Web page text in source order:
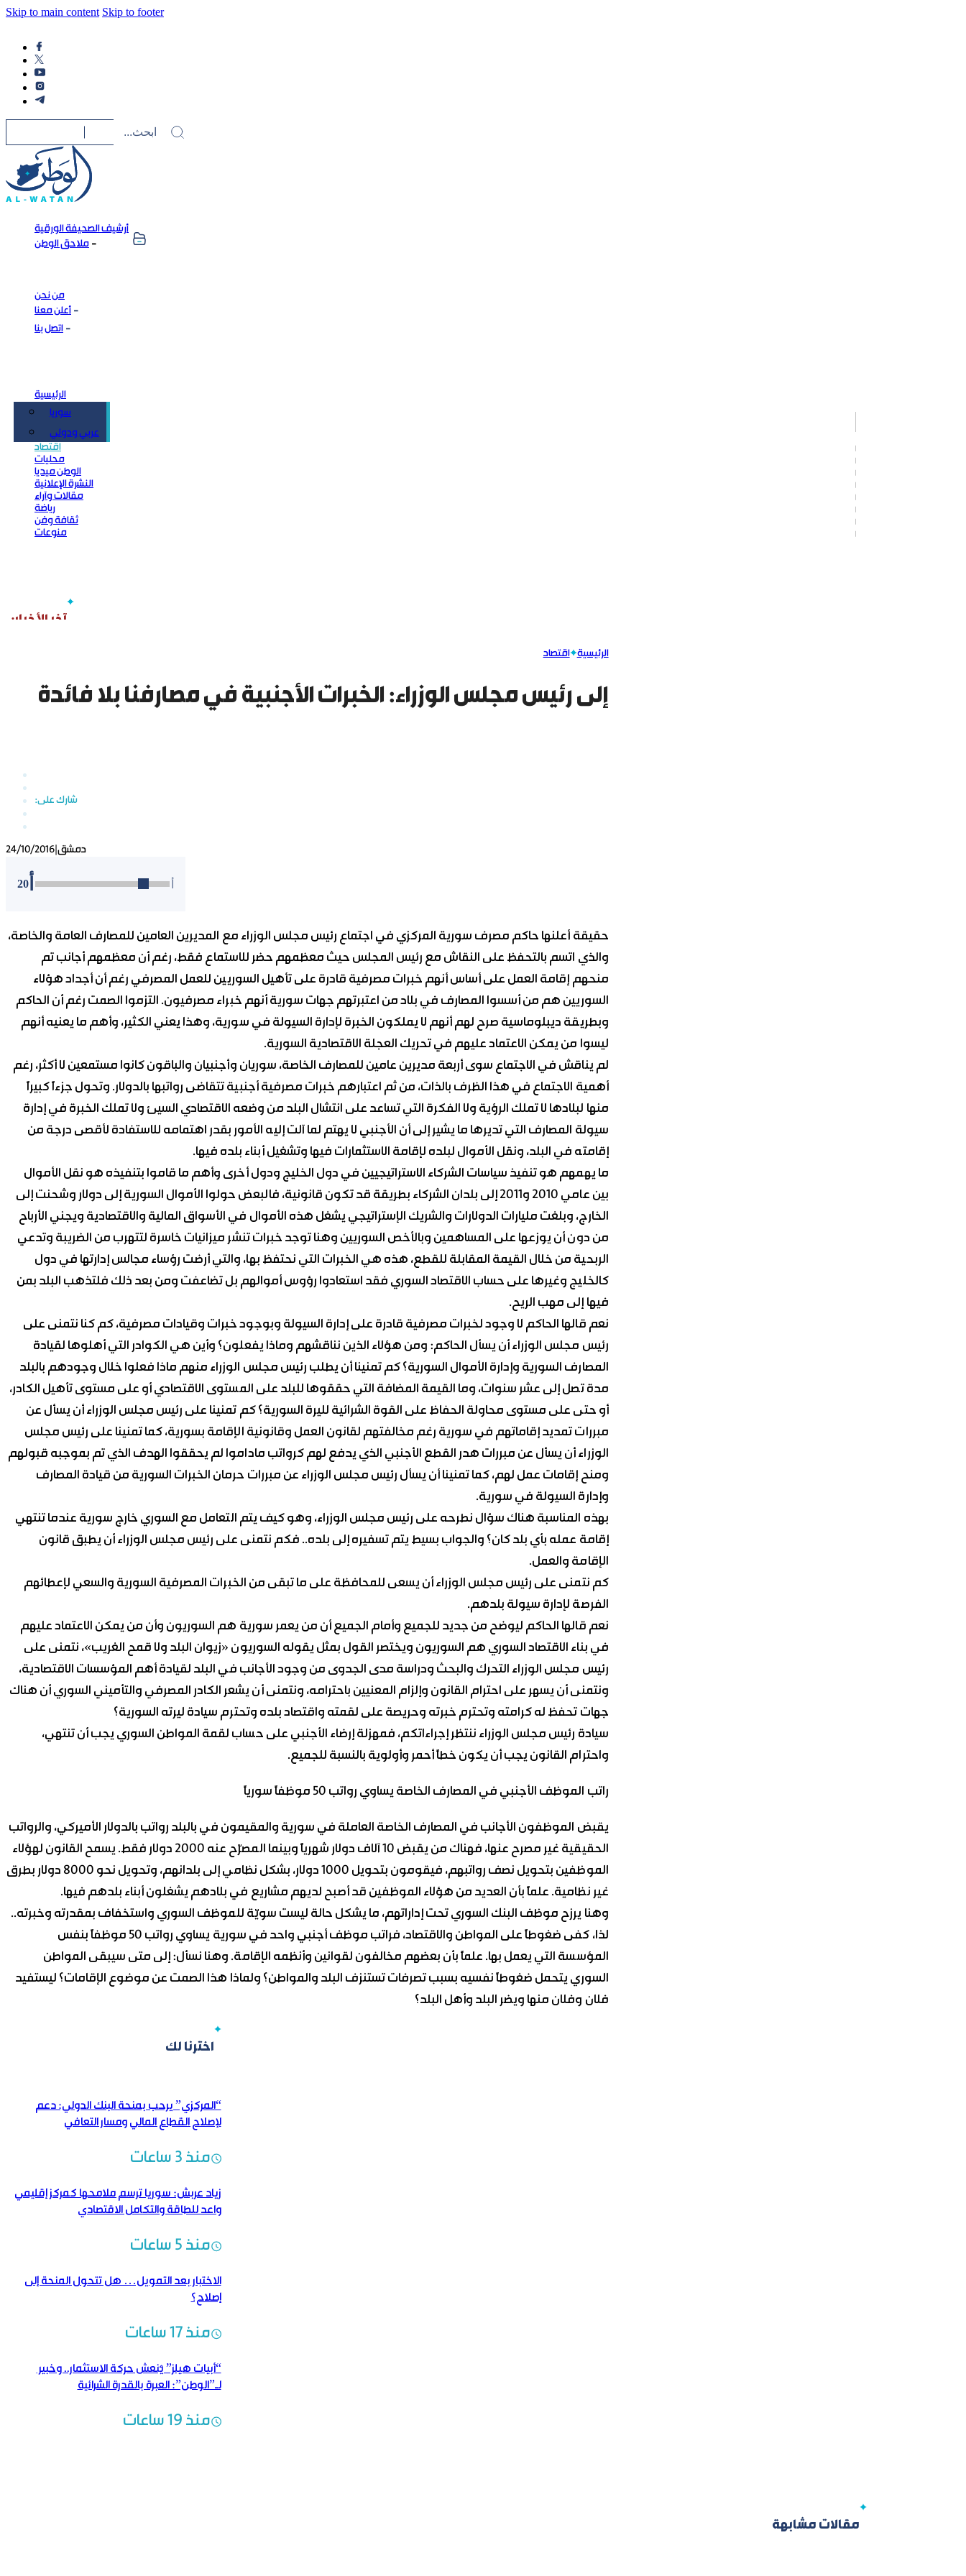
Skip to main content Skip to footer
أرشيف الصحيفة الورقية
ملاحق الوطن
من نحن
أعلن معنا
اتصل بنا
الرئيسية
سوريا
عربي ودولي
اقتصاد
محليات
الوطن ميديا
النشرة الإعلانية
مقالات وآراء
رياضة
ثقافة وفن
منوعات
الرئيسية اقتصاد
إلى رئيس مجلس الوزراء: الخبرات الأجنبية في مصارفنا بلا فائدة
24/10/2016 دمشق
20
حقيقة أعلنها حاكم مصرف سورية المركزي في اجتماع رئيس مجلس الوزراء مع المديرين العامين للمصارف العامة والخاصة،
والذي اتسم بالتحفظ على النقاش مع رئيس المجلس حيث معظمهم حضر للاستماع فقط، رغم أن معظمهم أجانب تم
منحهم إقامة العمل على أساس أنهم خبرات مصرفية قادرة على تأهيل السوريين للعمل المصرفي رغم أن أجداد هؤلاء
السوريين هم من أسسوا المصارف في بلاد من اعتبرتهم جهات سورية أنهم خبراء مصرفيون. التزموا الصمت رغم أن الحاكم
وبطريقة ديبلوماسية صرح لهم أنهم لا يملكون الخبرة لإدارة السيولة في سورية، وهذا يعني الكثير، وأهم ما يعنيه أنهم
ليسوا من يمكن الاعتماد عليهم في تحريك العجلة الاقتصادية السورية.
لم يناقش في الاجتماع سوى أربعة مديرين عامين للمصارف الخاصة، سوريان وأجنبيان والباقون كانوا مستمعين لا أكثر، رغم
أهمية الاجتماع في هذا الظرف بالذات، من ثم اعتبارهم خبرات مصرفية أجنبية تتقاضى رواتبها بالدولار. وتحول جزءاً كبيراً
منها لبلادها لا تملك الرؤية ولا الفكرة التي تساعد على انتشال البلد من وضعه الاقتصادي السيئ ولا تملك الخبرة في إدارة
سيولة المصارف التي تديرها ما يشير إلى أن الأجنبي لا يهتم لما آلت إليه الأمور بقدر اهتمامه للاستفادة لأقصى درجة من
إقامته في البلد، ونقل الأموال لبلده لإقامة الاستثمارات فيها وتشغيل أبناء بلده فيها.
ما يهمهم هو تنفيذ سياسات الشركاء الاستراتيجيين في دول الخليج ودول أخرى وأهم ما قاموا بتنفيذه هو نقل الأموال
بين عامي 2010 و2011 إلى بلدان الشركاء بطريقة قد تكون قانونية، فالبعض حولوا الأموال السورية إلى دولار وشحنت إلى
الخارج، وبلغت مليارات الدولارات والشريك الإستراتيجي يشغل هذه الأموال في الأسواق المالية والاقتصادية ويجني الأرباح
من دون أن يوزعها على المساهمين وبالأخص السوريين وهنا توجد خبرات تنشر ميزانيات خاسرة لتتهرب من الضريبة وتدعي
الربحية من خلال القيمة المقابلة للقطع، هذه هي الخبرات التي نحتفظ بها، والتي أرضت رؤساء مجالس إدارتها في دول
كالخليج وغيرها على حساب الاقتصاد السوري فقد استعادوا رؤوس أموالهم بل تضاعفت ومن بعد ذلك فلتذهب البلد بمن
فيها إلى مهب الريح.
نعم قالها الحاكم لا وجود لخبرات مصرفية قادرة على إدارة السيولة وبوجود خبرات وقيادات مصرفية، كم كنا نتمنى على
رئيس مجلس الوزراء أن يسأل الحاكم: ومن هؤلاء الذين نناقشهم وماذا يفعلون؟ وأين هي الكوادر التي أهلوها لقيادة
المصارف السورية وإدارة الأموال السورية؟ كم تمنينا أن يطلب رئيس مجلس الوزراء منهم ماذا فعلوا خلال وجودهم بالبلد
مدة تصل إلى عشر سنوات، وما القيمة المضافة التي حققوها للبلد على المستوى الاقتصادي أو على مستوى تأهيل الكادر،
أو حتى على مستوى محاولة الحفاظ على القوة الشرائية لليرة السورية؟ كم تمنينا على رئيس مجلس الوزراء أن يسأل عن
مبررات تمديد إقاماتهم في سورية رغم مخالفتهم لقانون العمل وقانونية الإقامة بسورية، كما تمنينا على رئيس مجلس
الوزراء أن يسأل عن مبررات هدر القطع الأجنبي الذي يدفع لهم كرواتب ماداموا لم يحققوا الهدف الذي تم بموجبه قبولهم
ومنح إقامات عمل لهم، كما تمنينا أن يسأل رئيس مجلس الوزراء عن مبررات حرمان الخبرات السورية من قيادة المصارف
وإدارة السيولة في سورية.
بهذه المناسبة هناك سؤال نطرحه على رئيس مجلس الوزراء، وهو كيف يتم التعامل مع السوري خارج سورية عندما تنتهي
إقامة عمله بأي بلد كان؟ والجواب بسيط يتم تسفيره إلى بلده.. فكم نتمنى على رئيس مجلس الوزراء أن يطبق قانون
الإقامة والعمل.
كم نتمنى على رئيس مجلس الوزراء أن يسعى للمحافظة على ما تبقى من الخبرات المصرفية السورية والسعي لإعطائهم
الفرصة لإدارة سيولة بلدهم.
نعم قالها الحاكم ليوضح من جديد للجميع وأمام الجميع أن من يعمر سورية هم السوريون وأن من يمكن الاعتماد عليهم
في بناء الاقتصاد السوري هم السوريون ويختصر القول بمثل يقوله السوريون «زيوان البلد ولا قمح الغريب»، نتمنى على
رئيس مجلس الوزراء التحرك والبحث ودراسة مدى الجدوى من وجود الأجانب في البلد لقيادة أهم المؤسسات الاقتصادية،
ونتمنى أن يسهر على احترام القانون وإلزام المعنيين باحترامه، ونتمنى أن يشعر الكادر المصرفي والتأميني السوري أن هناك
جهات تحفظ له كرامته وتحترم خبرته وحريصة على لقمته واقتصاد بلده وتحترم سيادة ليرته السورية؟
سيادة رئيس مجلس الوزراء ننتظر إجراءاتكم، فمهزلة إرضاء الأجنبي على حساب لقمة المواطن السوري يجب أن تنتهي،
واحترام القانون يجب أن يكون خطاً أحمر وأولوية بالنسبة للجميع.
راتب الموظف الأجنبي في المصارف الخاصة يساوي رواتب 50 موظفاً سورياً
يقبض الموظفون الأجانب في المصارف الخاصة العاملة في سورية والمقيمون في بالبلد رواتب بالدولار الأميركي، والرواتب
الحقيقية غير مصرح عنها، فهناك من يقبض 10 آلاف دولار شهرياً وبينما المصرّح عنه 2000 دولار فقط. يسمح القانون لهؤلاء
الموظفين بتحويل نصف رواتبهم، فيقومون بتحويل 1000 دولار، بشكل نظامي إلى بلدانهم، وتحويل نحو 8000 دولار بطرق
غير نظامية. علماً بأن العديد من هؤلاء الموظفين قد أصبح لديهم مشاريع في بلادهم يشغلون أبناء بلدهم فيها.
وهنا يرزح موظف البنك السوري تحت إداراتهم، ما يشكل حالة ليست سويّة للموظف السوري واستخفاف بمقدرته وخبرته..
لذا، كفى ضغوطاً على المواطن والاقتصاد، فراتب موظف أجنبي واحد في سورية يساوي رواتب 50 موظفاً بنفس
المؤسسة التي يعمل بها. علماً بأن بعضهم مخالفون لقوانين وأنظمه الإقامة. وهنا نسأل: إلى متى سيبقى المواطن
السوري يتحمل ضغوطاً نفسيه بسبب تصرفات تستنزف البلد والمواطن؟ ولماذا هذا الصمت عن موضوع الإقامات؟ ليستفيد
فلان وفلان منها ويضر البلد وأهل البلد؟
اخترنا لك
“المركزي” يرحب بمنحة البنك الدولي: دعم
لإصلاح القطاع المالي ومسار التعافي
منذ 3 ساعات
زياد عربش: سوريا ترسم ملامحها كمركز إقليمي
واعد للطاقة والتكامل الاقتصادي
منذ 5 ساعات
الاختبار بعد التمويل… هل تتحول المنحة إلى
إصلاح؟
منذ 17 ساعات
“أبيات هيلز” يُنعش حركة الاستثمار.. وخبير
لـ”الوطن”: العبرة بالقدرة الشرائية
منذ 19 ساعات
مقالات مشابهة